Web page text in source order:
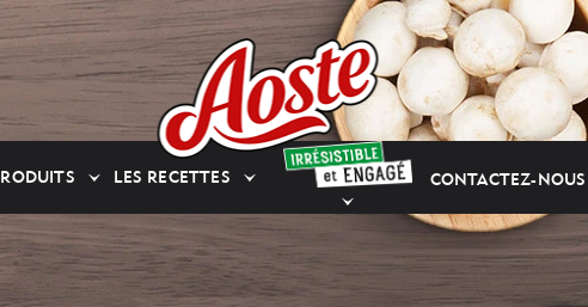
LES RECETTES CONTACTEZ-NOUS